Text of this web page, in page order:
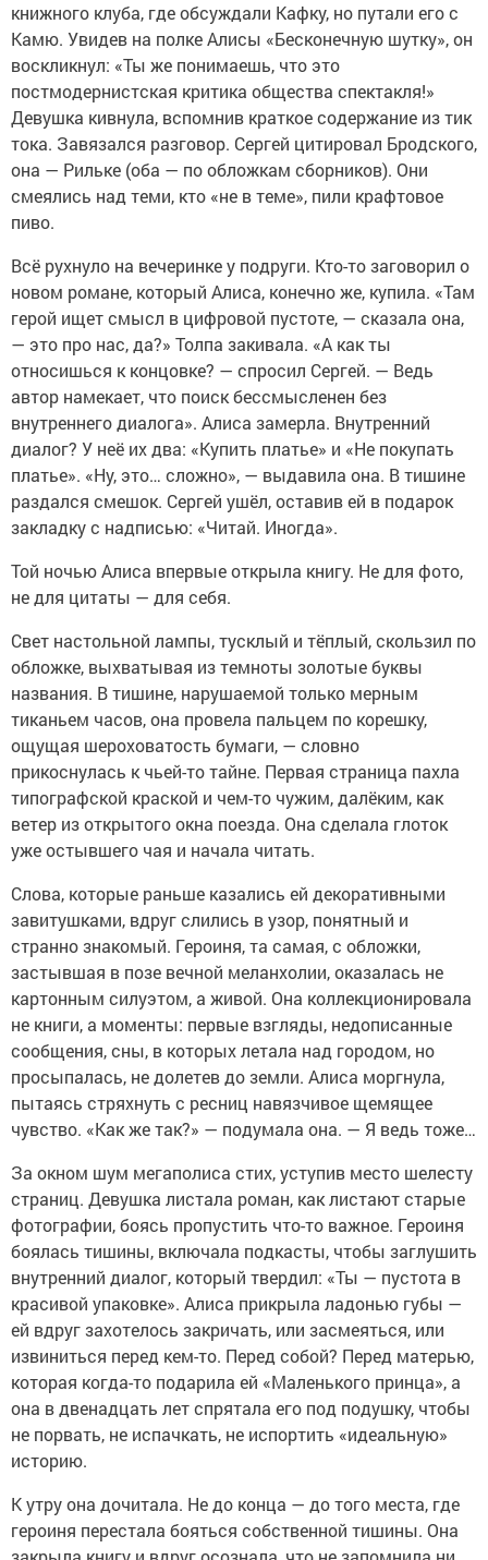
книжного клуба, где обсуждали Кафку, но путали его с
Камю. Увидев на полке Алисы «Бесконечную шутку», он
воскликнул: «Ты же понимаешь, что это
постмодернистская критика общества спектакля!»
Девушка кивнула, вспомнив краткое содержание из тик
тока. Завязался разговор. Сергей цитировал Бродского,
она — Рильке (оба — по обложкам сборников). Они
смеялись над теми, кто «не в теме», пили крафтовое
пиво.
Всё рухнуло на вечеринке у подруги. Кто-то заговорил о
новом романе, который Алиса, конечно же, купила. «Там
герой ищет смысл в цифровой пустоте, — сказала она,
— это про нас, да?» Толпа закивала. «А как ты
относишься к концовке? — спросил Сергей. — Ведь
автор намекает, что поиск бессмысленен без
внутреннего диалога». Алиса замерла. Внутренний
диалог? У неё их два: «Купить платье» и «Не покупать
платье». «Ну, это… сложно», — выдавила она. В тишине
раздался смешок. Сергей ушёл, оставив ей в подарок
закладку с надписью: «Читай. Иногда».
Той ночью Алиса впервые открыла книгу. Не для фото,
не для цитаты — для себя.
Свет настольной лампы, тусклый и тёплый, скользил по
обложке, выхватывая из темноты золотые буквы
названия. В тишине, нарушаемой только мерным
тиканьем часов, она провела пальцем по корешку,
ощущая шероховатость бумаги, — словно
прикоснулась к чьей-то тайне. Первая страница пахла
типографской краской и чем-то чужим, далёким, как
ветер из открытого окна поезда. Она сделала глоток
уже остывшего чая и начала читать.
Слова, которые раньше казались ей декоративными
завитушками, вдруг слились в узор, понятный и
странно знакомый. Героиня, та самая, с обложки,
застывшая в позе вечной меланхолии, оказалась не
картонным силуэтом, а живой. Она коллекционировала
не книги, а моменты: первые взгляды, недописанные
сообщения, сны, в которых летала над городом, но
просыпалась, не долетев до земли. Алиса моргнула,
пытаясь стряхнуть с ресниц навязчивое щемящее
чувство. «Как же так?» — подумала она. — Я ведь тоже…
За окном шум мегаполиса стих, уступив место шелесту
страниц. Девушка листала роман, как листают старые
фотографии, боясь пропустить что-то важное. Героиня
боялась тишины, включала подкасты, чтобы заглушить
внутренний диалог, который твердил: «Ты — пустота в
красивой упаковке». Алиса прикрыла ладонью губы —
ей вдруг захотелось закричать, или засмеяться, или
извиниться перед кем-то. Перед собой? Перед матерью,
которая когда-то подарила ей «Маленького принца», а
она в двенадцать лет спрятала его под подушку, чтобы
не порвать, не испачкать, не испортить «идеальную»
историю.
К утру она дочитала. Не до конца — до того места, где
героиня перестала бояться собственной тишины. Она